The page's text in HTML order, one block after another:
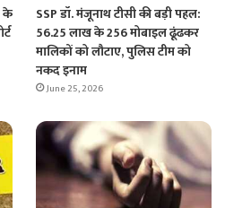
के
SSP डॉ. मंजूनाथ टीसी की बड़ी पहल:
56.25 लाख के 256 मोबाइल ढूंढकर
मालिकों को लौटाए, पुलिस टीम को
नकद इनाम
June 25, 2026